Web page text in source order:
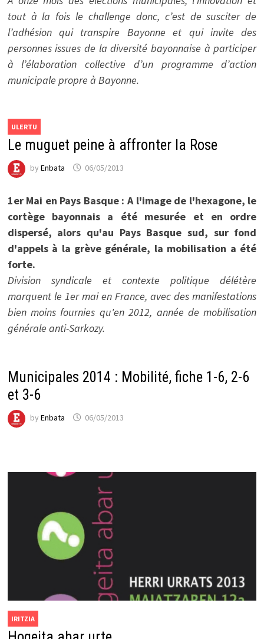
tout à la fois le challenge donc, c’est de susciter de
l’adhésion qui transpire Bayonne et qui invite des
personnes issues de la diversité bayonnaise à participer
à l’élaboration collective d’un programme d’action
municipale propre à Bayonne.
ULERTU
Le muguet peine à affronter la Rose
by Enbata 06/05/2013
1er Mai en Pays Basque : A l'image de l'hexagone, le
cortège bayonnais a été mesurée et en ordre
dispersé, alors qu'au Pays Basque sud, sur fond
d'appels à la grève générale, la mobilisation a été
forte.
Division syndicale et contexte politique délétère
marquent le 1er mai en France, avec des manifestations
bien moins fournies qu'en 2012, année de mobilisation
générale anti-Sarkozy.
Municipales 2014 : Mobilité, fiche 1-6, 2-6
et 3-6
by Enbata 06/05/2013
IRITZIA